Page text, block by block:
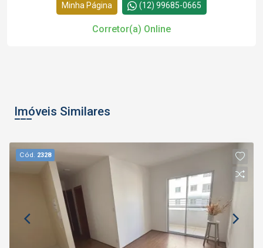
Minha Página (12) 99685-0665
Corretor(a) Online
Imóveis Similares
Cód. 2328